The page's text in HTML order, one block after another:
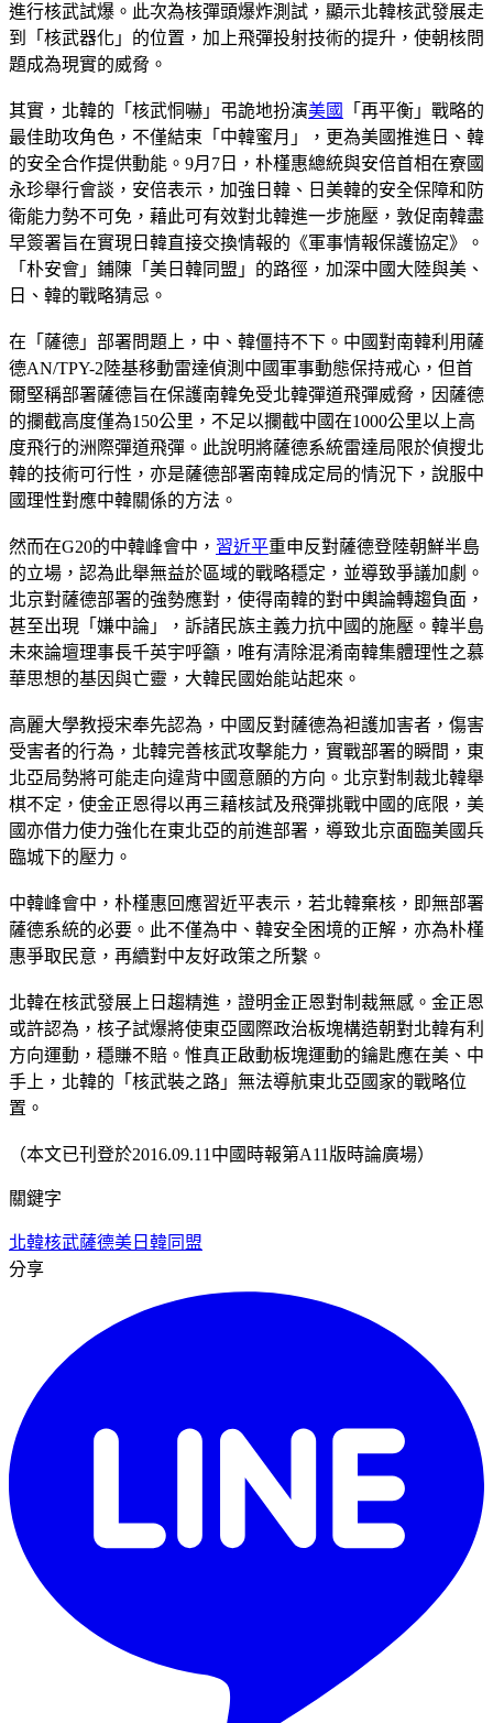
進行核武試爆。此次為核彈頭爆炸測試，顯示北韓核武發展走
到「核武器化」的位置，加上飛彈投射技術的提升，使朝核問
題成為現實的威脅。
其實，北韓的「核武恫嚇」弔詭地扮演美國
「再平衡」戰略的
最佳助攻角色，不僅結束「中韓蜜月」，更為美國推進日、韓
的安全合作提供動能。9月7日，朴槿惠總統與安倍首相在寮國
永珍舉行會談，安倍表示，加強日韓、日美韓的安全保障和防
衛能力勢不可免，藉此可有效對北韓進一步施壓，敦促南韓盡
早簽署旨在實現日韓直接交換情報的《軍事情報保護協定》。
「朴安會」鋪陳「美日 韓同 盟」的路徑，加深中國大陸與美、
日、韓的戰略猜忌。
在「薩德」部署問題上，中、韓僵持不下。中國對南韓利用薩
德AN/TPY-2陸基移動雷達偵測中國軍事動態保持戒心，但首
爾堅稱部署薩德旨在保護南韓免受北韓彈道飛彈威脅，因薩德
的攔截高度僅為150公里，不足以攔截中國在1000公里以上高
度飛行的洲際彈道飛彈。此說明將薩德系統雷達局限於偵搜北
韓的技術可行性，亦是薩德部署南韓成定局的情況下，說服中
國理性對應中韓關係的方法。
然而在G20的中韓峰會中， 習近平重申反對薩德登陸朝鮮半島
的立場，認為此舉無益於區域的戰略穩定，並導致爭議加劇。
北京對薩德部署的強勢應對，使得南韓的對中輿論轉趨負面，
甚至出現「嫌中論」，訴諸民族主義力抗中國的施壓。韓半島
未來論壇理事長千英宇呼籲，唯有清除混淆南韓集體理性之慕
華思想的基因與亡靈，大韓民國始能站起來。
高麗大學教授宋奉先認為，中國反對薩德為袒護加害者，傷害
受害者的行為，北韓完善核武攻擊能力，實戰部署的瞬間，東
北亞局勢將可能走向違背中國意願的方向。北京對制裁北韓舉
棋不定，使金正恩得以再三藉核試及飛彈挑戰中國的底限，美
國亦借力使力強化在東北亞的前進部署，導致北京面臨美國兵
臨城下的壓力。
中韓峰會中，朴槿惠回應習近平表示，若北韓棄核，即無部署
薩德系統的必要。此不僅為中、韓安全困境的正解，亦為朴槿
惠爭取民意，再續對中友好政策之所繫。
北韓在核武發展上日趨精進，證明金正恩對制裁無感。金正恩
或許認為，核子試爆將使東亞國際政治板塊構造朝對北韓有利
方向運動，穩賺不賠。惟真正啟動板塊運動的鑰匙應在美、中
手上，北韓的「核武裝之路」無法導航東北亞國家的戰略位
置。
（本文已刊登於2016.09.11中國時報第A11版時論廣場）
關鍵字
北韓核武薩德美日韓同盟
分享